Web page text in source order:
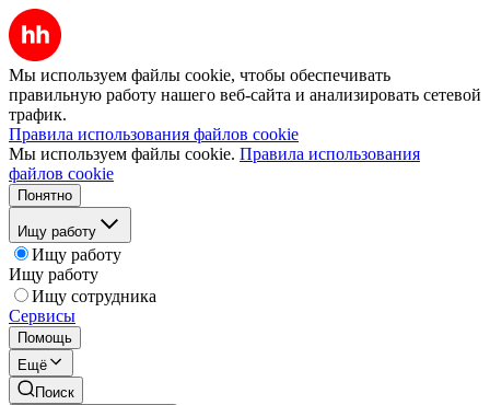
Мы используем файлы cookie, чтобы обеспечивать
правильную работу нашего веб-сайта и анализировать сетевой
трафик.
Правила использования файлов cookie
Мы используем файлы cookie. Правила использования
файлов cookie
Понятно
Ищу работу
Ищу работу
Ищу работу
Ищу сотрудника
Сервисы
Помощь
Ещё
Поиск